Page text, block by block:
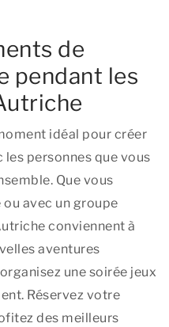
de
pendant les
idéal pour créer
personnes que vous
Que vous
avec un groupe
conviennent à
aventures
une soirée jeux
Réservez votre
des meilleurs